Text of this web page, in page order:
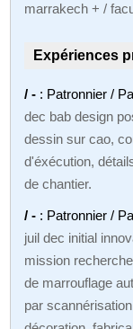
marrakech + /
Expériences
/ - : Patronnier /
dec bab design
dessin sur cao,
d'éxécution,
de chantier.
/ - : Patronnier /
juil dec initial
mission
de marrouflage
par